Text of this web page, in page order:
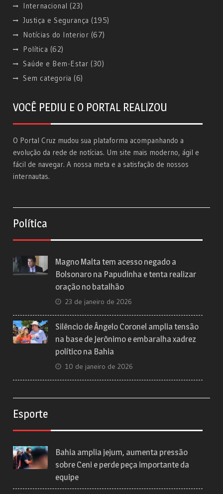
Internacional (23)
Justiça e Segurança (195)
Notícias do Interior (67)
Política (62)
Saúde e Bem-Estar (30)
Sem categoria (6)
VOCÊ PEDIU E O PORTAL REALIZOU
O Portal Cruz mudou sua plataforma acompanhando a
evolução da rede de notícias. Um site mais moderno, ágil e
fácil de navegar. A nossa meta e a satisfação de nossos
internautas.
Política
Magno Malta tem acesso negado a
Bolsonaro na Papudinha e tenta realizar
oração no batalhão
23 de janeiro de 2026
Silêncio de Ângelo Coronel amplia tensão
na base de Jerônimo e embaralha xadrez
político na Bahia
10 de janeiro de 2026
Esporte
Bahia amplia jejum, aumenta pressão
sobre Ceni e perde peça importante da
equipe